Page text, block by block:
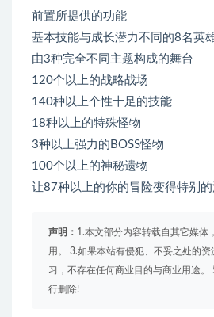
前置所提供的功能
基本技能与成长潜力不同的8名英
由3种完全不同主题构成的舞台
120个以上的战略战场
140种以上个性十足的技能
18种以上的特殊怪物
3种以上强力的BOSS怪物
100个以上的神秘遗物
让87种以上的你的冒险变得特别的
声明： 1.本文部分内容转载自其它媒体
用。 3.如果本站有侵犯、不妥之处的
习，不存在任何商业目的与商业用途
行删除!